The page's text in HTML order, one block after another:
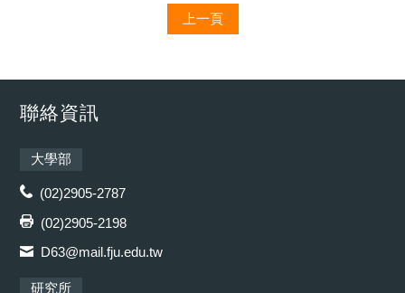
上一頁
聯絡資訊
大學部
(02)2905-2787
(02)2905-2198
D63@mail.fju.edu.tw
研究所